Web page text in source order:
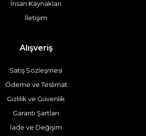
İnsan Kaynakları
İletişim
Alışveriş
Satış Sözleşmesi
Ödeme ve Teslimat
Gizlilik ve Güvenlik
Garanti Şartları
İade ve Değişim